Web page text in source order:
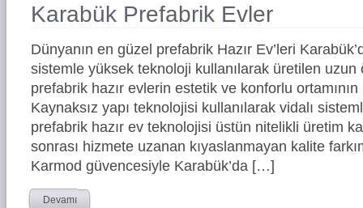
Karabük Prefabrik Evler
Dünyanın en güzel prefabrik Hazır Ev’leri
sistemle yüksek teknoloji kullanılarak üretilen
prefabrik hazır evlerin estetik ve konforlu ortamının
Kaynaksız yapı teknolojisi kullanılarak vidalı
prefabrik hazır ev teknolojisi üstün nitelikli üretim
sonrası hizmete uzanan kıyaslanmayan kalite
Karmod güvencesiyle Karabük’da […]
Devamı